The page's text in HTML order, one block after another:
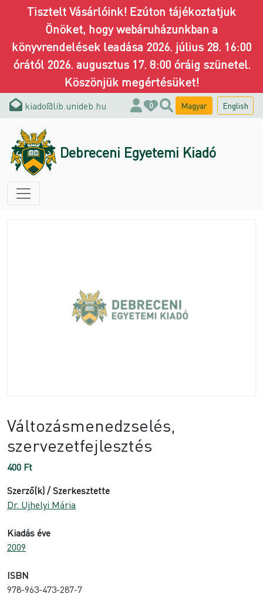
Tisztelt Vásárlóink! Ezúton tájékoztatjuk
Önöket, hogy webáruházunkban a
könyvrendelések leadása 2026. július 28. 16:00
órától 2026. augusztus 17. 8:00 óráig szünetel.
Köszönjük megértésüket!
kiado@lib.unideb.hu 0 Magyar English
Debreceni Egyetemi Kiadó
Változásmenedzselés,
szervezetfejlesztés
400 Ft
Szerző(k) / Szerkesztette
Dr. Ujhelyi Mária
Kiadás éve
2009
ISBN
978-963-473-287-7